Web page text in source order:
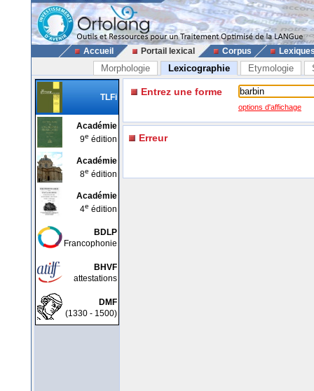
Accueil Portail lexical Corpus
Morphologie Lexicographie Etymologie
TLFi
Académie
9e édition
Académie
8e édition
Académie
4e édition
BDLP
Francophonie
BHVF
attestations
DMF
(1330 - 1500)
Entrez une forme
options d'affichage
Erreur